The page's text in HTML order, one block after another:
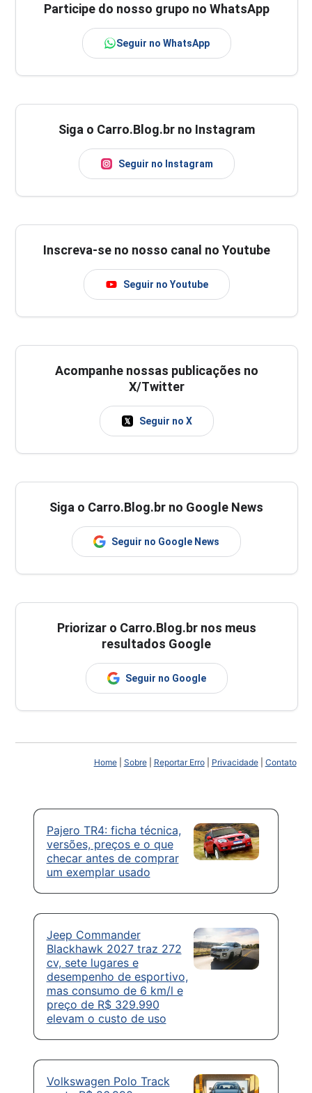
Participe do nosso grupo no WhatsApp
Seguir no WhatsApp
Siga o Carro.Blog.br no Instagram
Seguir no Instagram
Inscreva-se no nosso canal no Youtube
Seguir no Youtube
Acompanhe nossas publicações no
X/Twitter
Seguir no X
Siga o Carro.Blog.br no Google News
Seguir no Google News
Priorizar o Carro.Blog.br nos meus
resultados Google
Seguir no Google
Home| Sobre| Reportar Erro| Privacidade| Contato
Pajero TR4: ficha técnica,
versões, preços e o que
checar antes de comprar
um exemplar usado
Jeep Commander
Blackhawk 2027 traz 272
cv, sete lugares e
desempenho de esportivo,
mas consumo de 6 km/l e
preço de R$ 329.990
elevam o custo de uso
Volkswagen Polo Track